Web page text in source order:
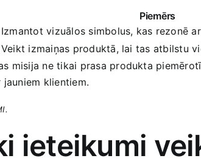
Piemērs
Izmantot vizuālos simbolus, kas rezonē
Veikt izmaiņas produktā, lai tas atbilstu
misija ne tikai prasa produkta
klientiem.
ieteikumi